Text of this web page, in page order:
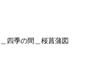
四季の間＿桜菖蒲図